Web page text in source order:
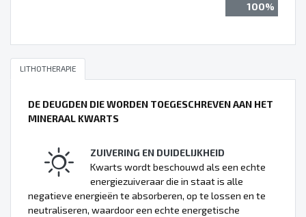
100%
LITHOTHERAPIE
DE DEUGDEN DIE WORDEN TOEGESCHREVEN AAN HET
MINERAAL KWARTS
ZUIVERING EN DUIDELIJKHEID
Kwarts wordt beschouwd als een echte
energiezuiveraar die in staat is alle
negatieve energieën te absorberen, op te lossen en te
neutraliseren, waardoor een echte energetische